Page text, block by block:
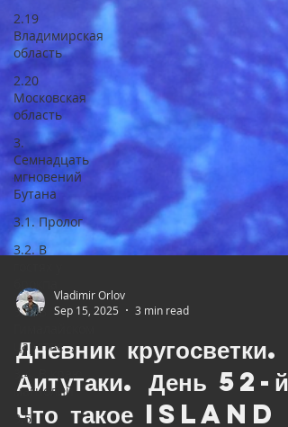
2.19
Владимирская
область
2.20
Московская
область
3.
Семнадцать
мгновений
Бутана
3.1. Пролог
3.2. В
брокпа
3.3. В
царстве...
3.4. В краю
магнолий
3.5.
Sep 15, 2025
3 min read
Дневник кругосветки.